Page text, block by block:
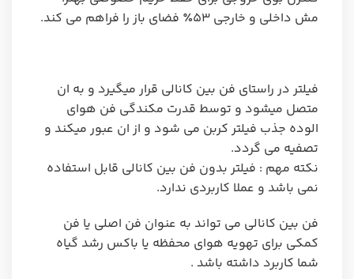
مش داخلی و خارجی ۵۳٪ فضای باز را فراهم می کند.
فیلتر در راستای فن بین کانالی قرار میگیرد و به ان
متصل میشود و توسط قدرت مکندگی فن هوای
الوده جذب فیلتر کربن می شود و از ان عبور میکند و
تصفیه می گردد.
نکته مهم : فیلتر بدون فن بین کانالی قابل استفاده
نمی باشد و عملا کاربردی ندارد.
فن بین کانالی می تواند به عنوان فن اصلی یا فن
کمکی برای تهویه هوای محفظه یا باکس رشد گیاه
شما کاربرد داشته باشد .